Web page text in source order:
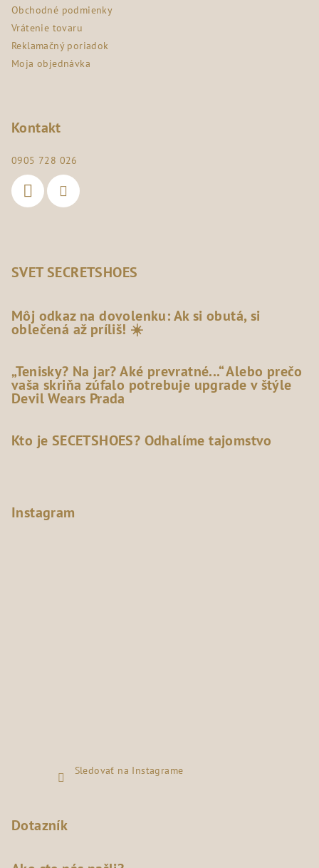
Obchodné podmienky
Vrátenie tovaru
Reklamačný poriadok
Moja objednávka
Kontakt
0905 728 026
SVET SECRETSHOES
Môj odkaz na dovolenku: Ak si obutá, si
oblečená až príliš! ☀️
„Tenisky? Na jar? Aké prevratné...“ Alebo prečo
vaša skriňa zúfalo potrebuje upgrade v štýle
Devil Wears Prada
Kto je SECETSHOES? Odhalíme tajomstvo
Instagram
Sledovať na Instagrame
Dotazník